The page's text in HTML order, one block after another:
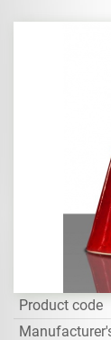
Product code